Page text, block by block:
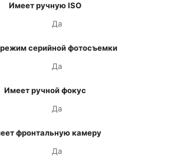
Имеет ручную ISO
Да
серийной фотосъемки
Да
Имеет ручной фокус
Да
фронтальную камеру
Да